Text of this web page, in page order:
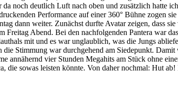
noch deutlich Luft nach oben und zusätzlich hatte
Performance auf einer 360° Bühne zogen
dann weiter. Zunächst durfte Avatar zeigen,
Freitag Abend. Bei den nachfolgenden Pantera war
mit und es war unglaublich, was die Jungs
die Stimmung war durchgehend am Siedepunkt.
annähernd vier Stunden Megahits am Stück ohne
die sowas leisten könnte. Von daher nochmal: Hut